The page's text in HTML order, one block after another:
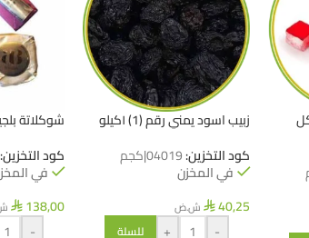
زبيب اسود يمني رقم (1) ١كيلو
كود التخزين:04019|كجم
في المخزن
⃁ 40,25 ش.ض
-
+ للسلة
شوكلاتة
كود التخزين:
في
⃁ 138,00
-